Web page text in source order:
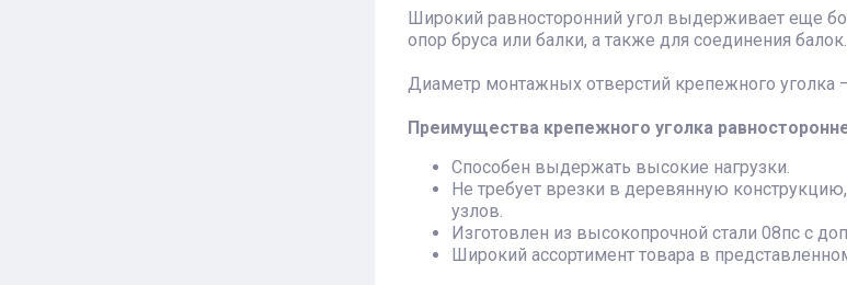
Широкий равносторонний угол выдерживает еще
опор бруса или балки, а также для соединения балок.
Диаметр монтажных отверстий крепежного уголка
Преимущества крепежного уголка
Способен выдержать высокие нагрузки.
Не требует врезки в деревянную
узлов.
Изготовлен из высокопрочной стали 08пс с
Широкий ассортимент товара в